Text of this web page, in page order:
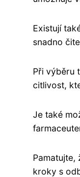
Existují
snadno
Při výběru
citlivost,
Je také
Pamatujte,
kroky s